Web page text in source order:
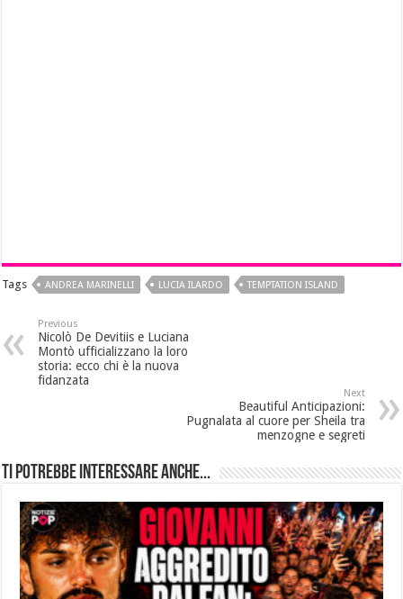
Tags ANDREA MARINELLI LUCIA ILARDO TEMPTATION ISLAND
Previous
Nicolò De Devitiis e Luciana
Montò ufficializzano la loro
storia: ecco chi è la nuova
fidanzata
Next
Beautiful Anticipazioni:
Pugnalata al cuore per Sheila tra
menzogne e segreti
Ti potrebbe interessare anche...